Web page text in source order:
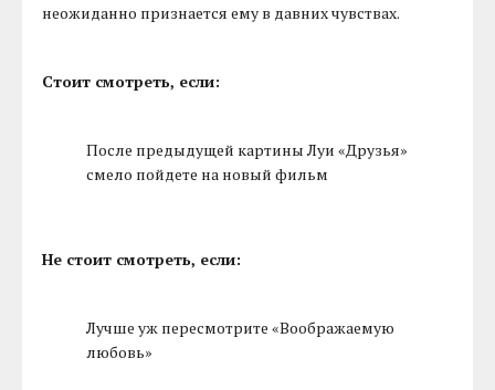
неожиданно признается ему в давних чувствах.
Стоит смотреть, если:
После предыдущей картины Луи «Друзья»
смело пойдете на новый фильм
Не стоит смотреть, если:
Лучше уж пересмотрите «Воображаемую
любовь»